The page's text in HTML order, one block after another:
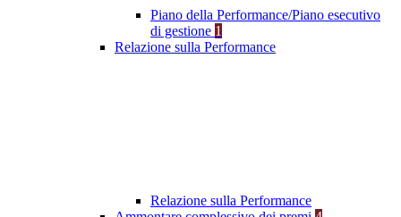
Piano della Performance/Piano esecutivo
di gestione 1
Relazione sulla Performance
Relazione sulla Performance